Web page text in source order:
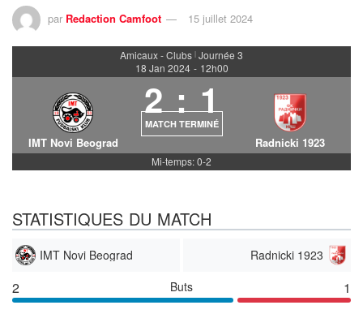
par Redaction Camfoot 15 juillet 2024
Amicaux - Clubs | Journée 3
18 Jan 2024 - 12h00
IMT Novi Beograd
2 : 1
MATCH TERMINÉ
Radnicki 1923
Mi-temps: 0-2
STATISTIQUES DU MATCH
IMT Novi Beograd Radnicki 1923
2 Buts 1